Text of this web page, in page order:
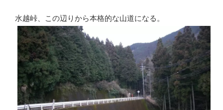
水越峠、この辺りから本格的な山道になる。